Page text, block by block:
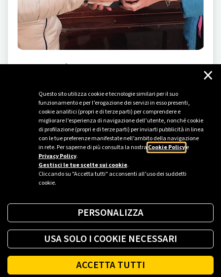
Questo sito utilizza cookie e tecnologie similari per il suo
funzionamento e per l’erogazione dei servizi in esso presenti,
cookie analitici (propri e di terze parti) per comprendere e
migliorare l’esperienza di navigazione dell’utente, nonché cookie
di profilazione (propri e di terze parti) per inviarti pubblicità in linea
con le tue preferenze manifestate nell’ambito della navigazione
in rete. Per saperne di più consulta la nostra Cookie Policye
Privacy Policy.
Gestisci le tue scelte sui cookie.
Cliccando su "Accetta tutti" acconsenti all’uso dei suddetti
cookie.
×
PERSONALIZZA
USA SOLO I COOKIE NECESSARI
ACCETTA TUTTI
SOSTENIBILITÀ-06/12/2024
Energia per tutti: l'impegno di Plenitude al fianco
di Banco dell'energia
Alla sesta Plenaria della Fondazione Banco dell’energia
presentati i nuovi progetti per il 2025 e fatto il punto sui
progetti in corso.